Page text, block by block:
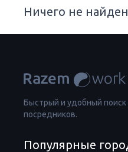
Ничего не
Быстрый и удобный поиск
посредников.
Популярные